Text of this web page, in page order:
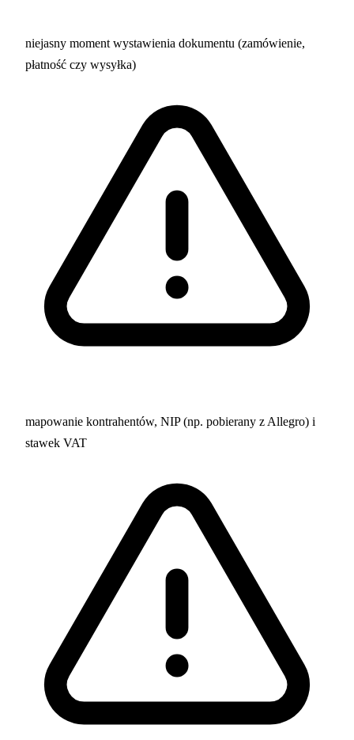
niejasny moment wystawienia dokumentu (zamówienie,
płatność czy wysyłka)
mapowanie kontrahentów, NIP (np. pobierany z Allegro) i
stawek VAT